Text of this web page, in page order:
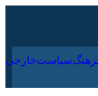
جامعه فرهنگ